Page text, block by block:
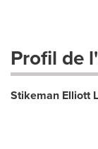
Profil de
Stikeman Elliott